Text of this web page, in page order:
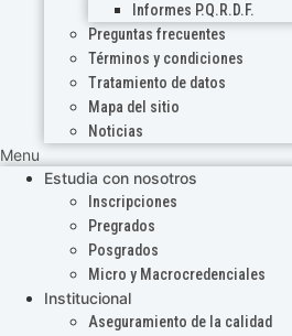
Informes P.Q.R.D.F.
Preguntas frecuentes
Términos y condiciones
Tratamiento de datos
Mapa del sitio
Noticias
Menu
Estudia con nosotros
Inscripciones
Pregrados
Posgrados
Micro y Macrocredenciales
Institucional
Aseguramiento de la calidad